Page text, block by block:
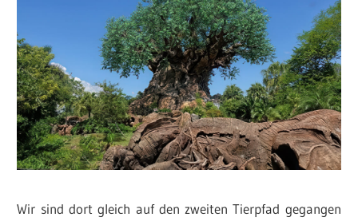
Wir sind dort gleich auf den zweiten Tierpfad gegangen